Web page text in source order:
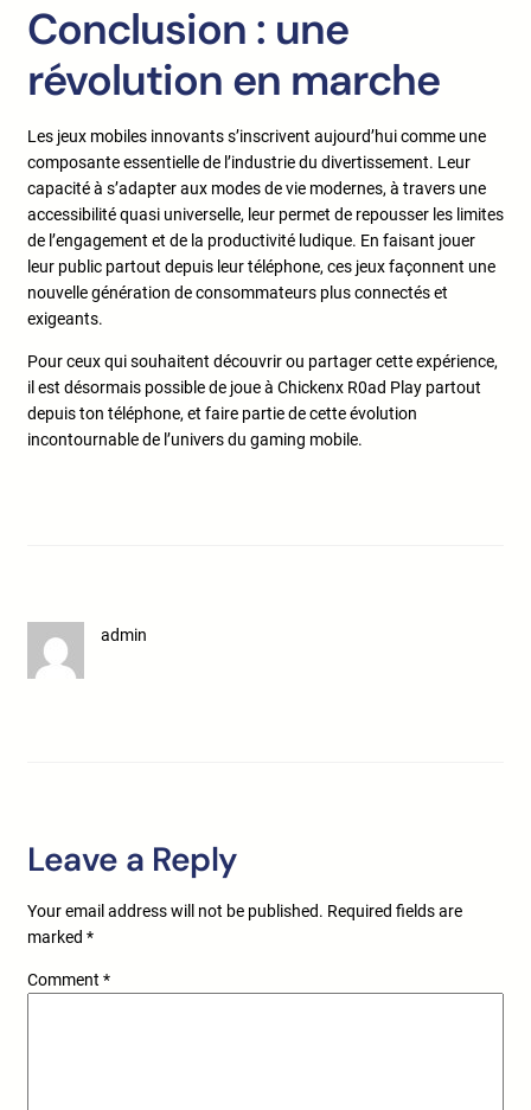
Conclusion : une
révolution en marche
Les jeux mobiles innovants s’inscrivent aujourd’hui comme une
composante essentielle de l’industrie du divertissement. Leur
capacité à s’adapter aux modes de vie modernes, à travers une
accessibilité quasi universelle, leur permet de repousser les limites
de l’engagement et de la productivité ludique. En faisant jouer
leur public partout depuis leur téléphone, ces jeux façonnent une
nouvelle génération de consommateurs plus connectés et
exigeants.
Pour ceux qui souhaitent découvrir ou partager cette expérience,
il est désormais possible de joue à Chickenx R0ad Play partout
depuis ton téléphone, et faire partie de cette évolution
incontournable de l’univers du gaming mobile.
admin
Leave a Reply
Your email address will not be published. Required fields are
marked *
Comment *